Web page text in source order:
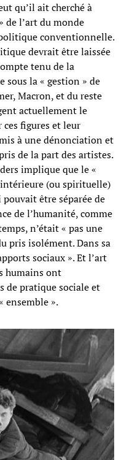
qu’il ait cherché à
de l’art du monde
conventionnelle.
devrait être laissée
tenu de la
sous la « gestion » de
Macron, et du reste
actuellement le
figures et leur
à une dénonciation et
de la part des artistes.
implique que le «
(ou spirituelle)
être séparée de
de l’humanité, comme
n’était « pas une
pris isolément. Dans sa
sociaux ». Et l’art
humains ont
de pratique sociale et
ensemble ».